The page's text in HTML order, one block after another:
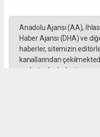
Anadolu Ajansı (AA),
Haber Ajansı (DHA) ve
haberler, sitemizin
kanallarından
muhataplar haberi